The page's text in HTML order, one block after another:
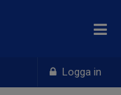
Logga in